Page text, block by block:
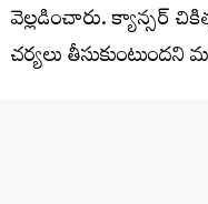
వెల్లడించారు. క్యాన్సర్
చర్యలు తీసుకుంటుందని